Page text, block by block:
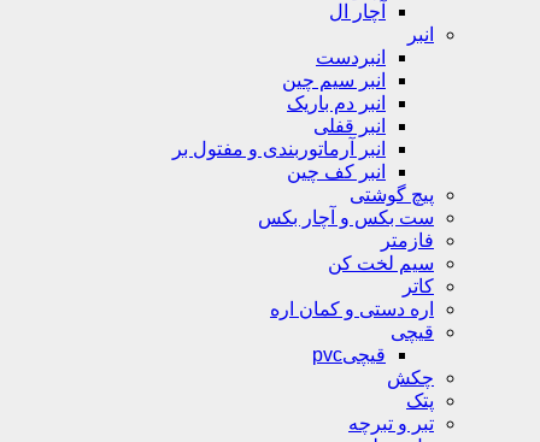
آچار ال
انبر
انبردست
انبر سیم چین
انبر دم باریک
انبر قفلی
انبر آرماتوربندی و مفتول بر
انبر کف چین
پیچ گوشتی
ست بکس و آچار بکس
فازمتر
سیم لخت کن
کاتر
اره دستی و کمان اره
قیچی
قیچیpvc
چکش
پتک
تبر و تبرچه